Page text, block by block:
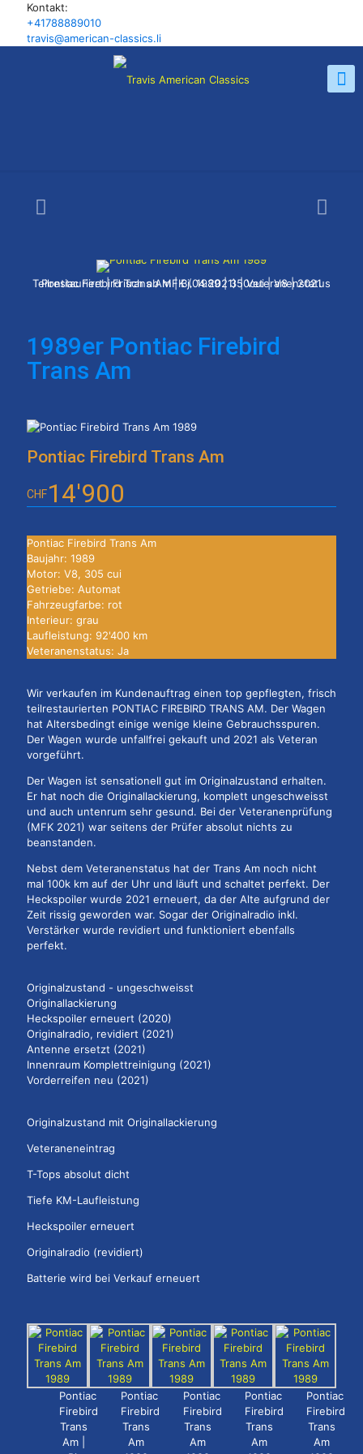
Kontakt:
+41788889010
travis@american-classics.li
Pontiac Firebird Trans Am | Bj. 1989 | 350cui | V8 | 2021 Teilrestauriert | Frisch ab MFK (04.2021) | Veteranenstatus
1989er Pontiac Firebird
Trans Am
Pontiac Firebird Trans Am
CHF14'900
Pontiac Firebird Trans Am
Baujahr: 1989
Motor: V8, 305 cui
Getriebe: Automat
Fahrzeugfarbe: rot
Interieur: grau
Laufleistung: 92'400 km
Veteranenstatus: Ja
Wir verkaufen im Kundenauftrag einen top gepflegten, frisch
teilrestaurierten PONTIAC FIREBIRD TRANS AM. Der Wagen
hat Altersbedingt einige wenige kleine Gebrauchsspuren.
Der Wagen wurde unfallfrei gekauft und 2021 als Veteran
vorgeführt.
Der Wagen ist sensationell gut im Originalzustand erhalten.
Er hat noch die Originallackierung, komplett ungeschweisst
und auch untenrum sehr gesund. Bei der Veteranenprüfung
(MFK 2021) war seitens der Prüfer absolut nichts zu
beanstanden.
Nebst dem Veteranenstatus hat der Trans Am noch nicht
mal 100k km auf der Uhr und läuft und schaltet perfekt. Der
Heckspoiler wurde 2021 erneuert, da der Alte aufgrund der
Zeit rissig geworden war. Sogar der Originalradio inkl.
Verstärker wurde revidiert und funktioniert ebenfalls
perfekt.
Originalzustand - ungeschweisst
Originallackierung
Heckspoiler erneuert (2020)
Originalradio, revidiert (2021)
Antenne ersetzt (2021)
Innenraum Komplettreinigung (2021)
Vorderreifen neu (2021)
Originalzustand mit Originallackierung
Veteraneneintrag
T-Tops absolut dicht
Tiefe KM-Laufleistung
Heckspoiler erneuert
Originalradio (revidiert)
Batterie wird bei Verkauf erneuert
Pontiac
Firebird
Trans
Am |
Pontiac
Firebird
Trans
Am
Pontiac
Firebird
Trans
Am
Pontiac
Firebird
Trans
Am
Pontiac
Firebird
Trans
Am